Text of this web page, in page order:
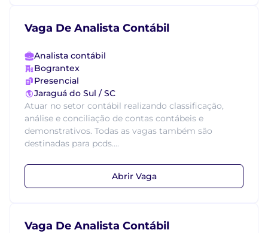
Vaga De Analista Contábil
Analista contábil
Bograntex
Presencial
Jaraguá do Sul / SC
Atuar no setor contábil realizando classificação,
análise e conciliação de contas contábeis e
demonstrativos. Todas as vagas também são
destinadas para pcds....
Abrir Vaga
Vaga De Analista Contábil